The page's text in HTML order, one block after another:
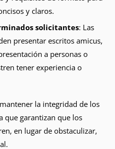
y claros.
solicitantes: Las
presentar escritos amicus,
a personas o
tener experiencia o
la integridad de los
que garantizan que los
en lugar de obstaculizar,